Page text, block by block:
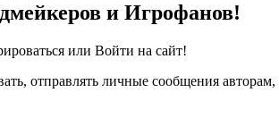
и Игрофанов!
или Войти на сайт!
отправлять личные сообщения авторам,